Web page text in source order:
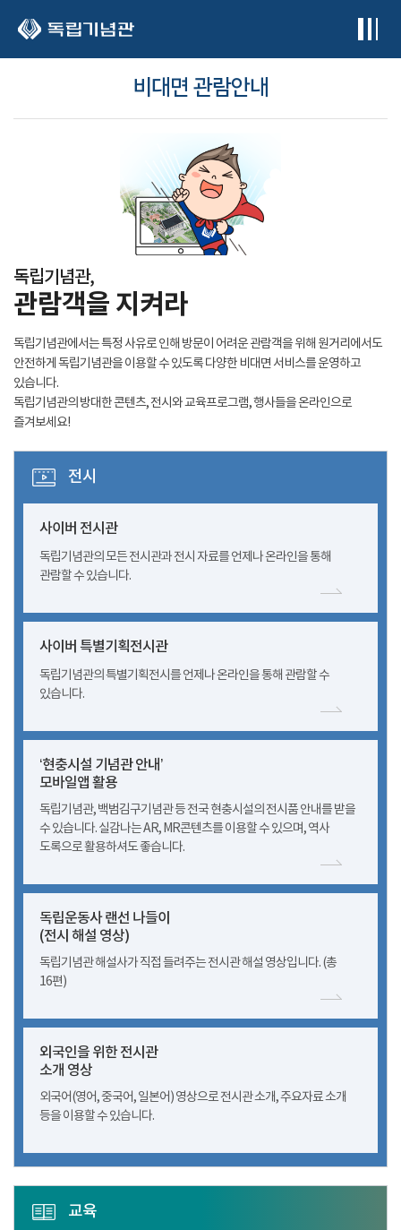
비대면 관람안내
독립기념관,
관람객을 지켜라
독립기념관에서는 특정 사유로 인해 방문이 어려운 관람객을 위해 원거리에서도
안전하게 독립기념관을 이용할 수 있도록 다양한 비대면 서비스를 운영하고
있습니다.
독립기념관의 방대한 콘텐츠, 전시와 교육프로그램, 행사들을 온라인으로
즐겨보세요!
전시
사이버 전시관
독립기념관의 모든 전시관과 전시 자료를 언제나 온라인을 통해
관람할 수 있습니다.
사이버 특별기획전시관
독립기념관의 특별기획전시를 언제나 온라인을 통해 관람할 수
있습니다.
‘현충시설 기념관 안내’
모바일앱 활용
독립기념관, 백범김구기념관 등 전국 현충시설의 전시품 안내를 받을
수 있습니다. 실감나는 AR, MR콘텐츠를 이용할 수 있으며, 역사
도록으로 활용하셔도 좋습니다.
독립운동사 랜선 나들이
(전시 해설 영상)
독립기념관 해설사가 직접 들려주는 전시관 해설 영상입니다. (총
16편)
외국인을 위한 전시관
소개 영상
외국어(영어, 중국어, 일본어) 영상으로 전시관 소개, 주요자료 소개
등을 이용할 수 있습니다.
교육